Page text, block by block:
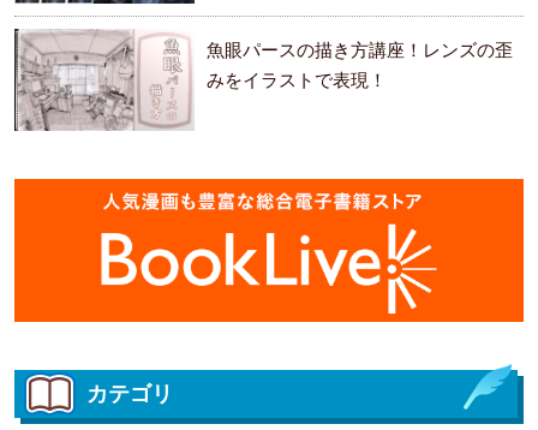
ます。
魚眼パースの描き方講座！レンズの歪
みをイラストで表現！
カテゴリ